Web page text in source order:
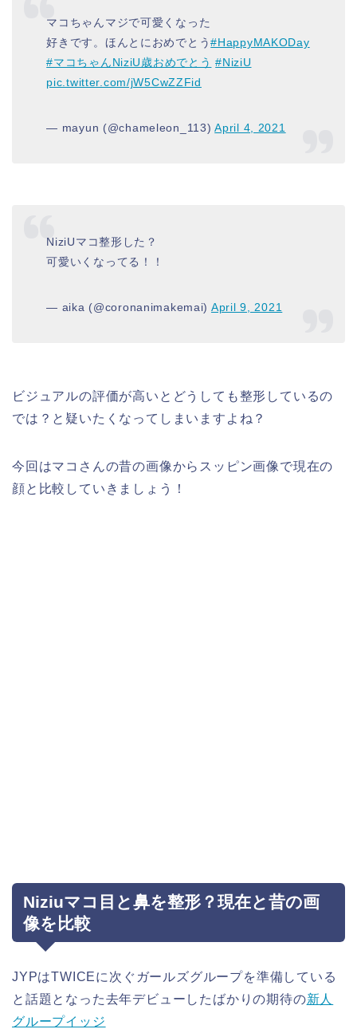
マコちゃんマジで可愛くなった
好きです。ほんとにおめでとう#HappyMAKODay
#マコちゃんNiziU歳おめでとう #NiziU
pic.twitter.com/jW5CwZZFid
— mayun (@chameleon_113)April 4, 2021
NiziUマコ整形した？
可愛いくなってる！！
— aika (@coronanimakemai) April 9, 2021
ビジュアルの評価が高いとどうしても整形しているの
では？と疑いたくなってしまいますよね？
今回はマコさんの昔の画像からスッピン画像で現在の
顔と比較していきましょう！
Niziuマコ目と鼻を整形？現在と昔の画
像を比較
JYPはTWICEに次ぐガールズグループを準備している
と話題となった去年デビューしたばかりの期待の新人
グループイッジ